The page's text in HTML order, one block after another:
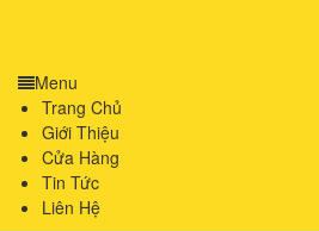
Menu
Trang Chủ
Giới Thiệu
Cửa Hàng
Tin Tức
Liên Hệ